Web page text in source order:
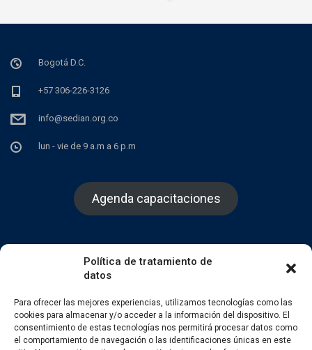
Política de tratamiento de
datos
Para ofrecer las mejores experiencias, utilizamos tecnologías como las
cookies para almacenar y/o acceder a la información del dispositivo. El
consentimiento de estas tecnologías nos permitirá procesar datos como
el comportamiento de navegación o las identificaciones únicas en este
Bogotá D.C.
+57 306-226-3126
info@sedian.org.co
lun - vie de 9 a.m a 6 p.m
Agenda capacitaciones